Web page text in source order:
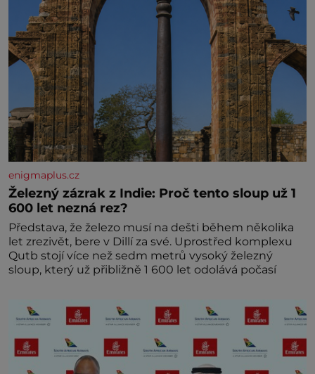
enigmaplus.cz
Železný zázrak z Indie: Proč tento sloup už 1
600 let nezná rez?
Představa, že železo musí na dešti během několika
let zrezivět, bere v Dillí za své. Uprostřed komplexu
Qutb stojí více než sedm metrů vysoký železný
sloup, který už přibližně 1 600 let odolává počasí